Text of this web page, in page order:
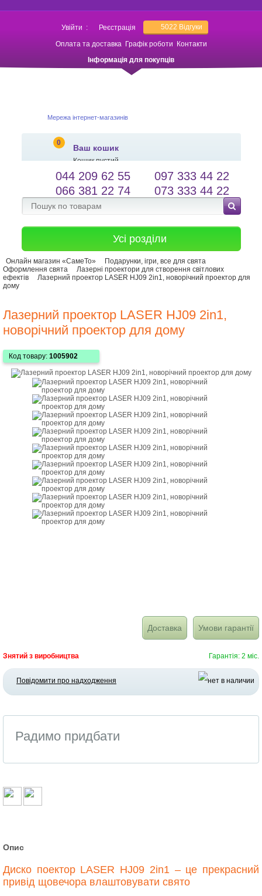
Увійти : Реєстрація 5022 Відгуки
Оплата та доставка Графік роботи
Контакти
Інформація для покупців
Мережа інтернет-магазинів
0
Ваш кошик
Кошик пустий
salessameto@gmail.com
Зворотній зв'язок
Мова сайту
044 209 62 55
097 333 44 22
066 381 22 74
073 333 44 22
Усі розділи
Онлайн магазин «СамеТо»
Подарунки, ігри, все для свята
Оформлення свята
Лазерні проектори для створення світлових
ефектів
Лазерний проектор LASER HJ09 2in1, новорічний проектор для
дому
Лазерний проектор LASER HJ09 2in1,
новорічний проектор для дому
Код товару: 1005902
Доставка Умови гарантії
Знятий з виробництва Гарантія: 2 міс.
Повідомити про надходження
Радимо придбати
Опис
Диско поектор LASER HJ09 2in1 – це прекрасний
привід щовечора влаштовувати свято